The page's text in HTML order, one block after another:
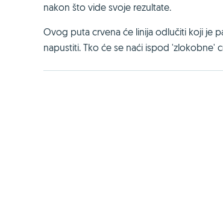
nakon što vide svoje rezultate.
Ovog puta crvena će linija odlučiti koji je
napustiti. Tko će se naći ispod 'zlokobne'